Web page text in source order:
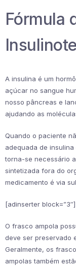
Fórmula
A insulina é um
açúcar no sangue
nosso pâncreas e
ajudando as
Quando o paciente
adequada de
torna-se necessário
sintetizada fora do
medicamento é via
[adinserter block=”3″]
O frasco ampola
deve ser preservado
Geralmente, os
ampolas também